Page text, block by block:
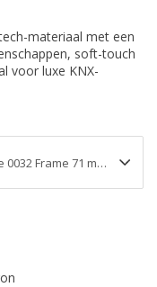
materiaal met een
soft-touch
voor luxe KNX-